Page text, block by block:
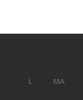
L MA